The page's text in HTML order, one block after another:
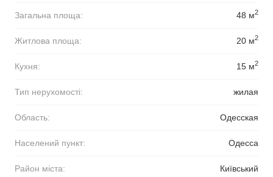
Загальна площа: 48 м2
Житлова площа: 20 м2
Кухня: 15 м2
Тип нерухомості: жилая
Область: Одесская
Населений пункт: Одесса
Район міста: Київський